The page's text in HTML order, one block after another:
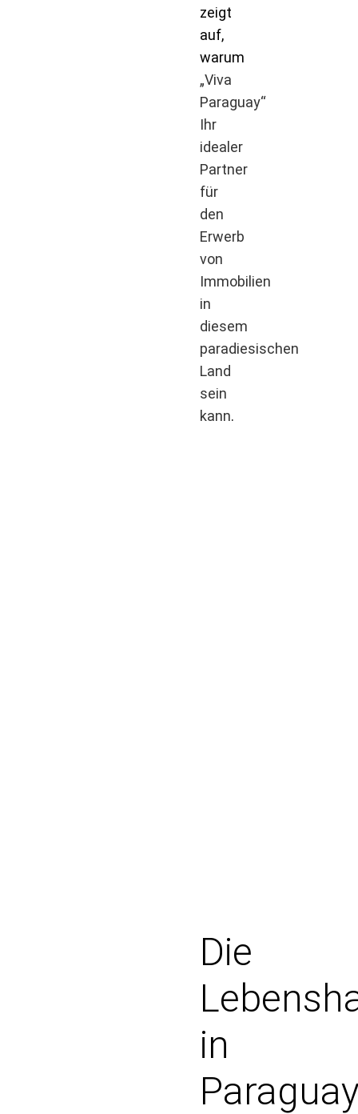
zeigt
auf,
warum
„Viva
Paraguay“
Ihr
idealer
Partner
für
den
Erwerb
von
Immobilien
in
diesem
paradiesischen
Land
sein
kann.
Die
in